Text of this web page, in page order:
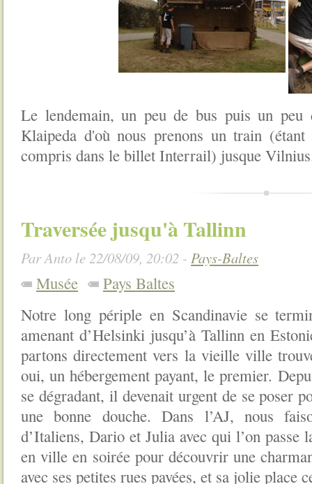
Le lendemain, un peu de bus puis un peu
Klaipeda d'où nous prenons un train
compris dans le billet Interrail) jusque
Traversée jusqu'à Tallinn
Par Anto le 22/08/09, 20:02 - Pays-Baltes
Musée
Pays Baltes
Notre long périple en Scandinavie se
amenant d’Helsinki jusqu’à Tallinn en
partons directement vers la vieille ville
oui, un hébergement payant, le premier.
se dégradant, il devenait urgent de se poser
une bonne douche. Dans l’AJ, nous
d’Italiens, Dario et Julia avec qui l’on passe
en ville en soirée pour découvrir une
avec ses petites rues pavées, et sa jolie place